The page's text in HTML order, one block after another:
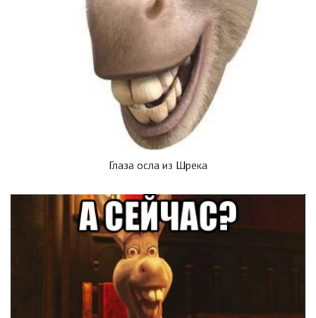
Глаза осла из Шрека